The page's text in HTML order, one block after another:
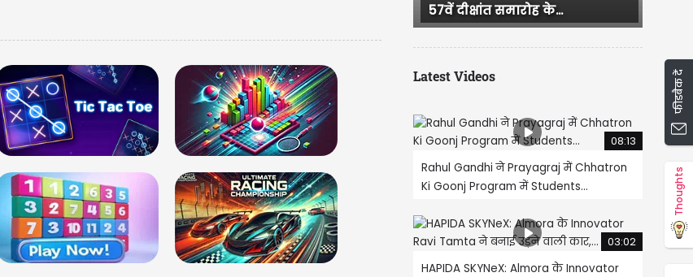
शिंदे ने प्रधानमंत्री...
Latest Videos
08:13
Rahul Gandhi ने Prayagraj में Chhatron
Ki Goonj Program में Students...
03:02
HAPIDA SKYNeX: Almora के Innovator
फीडबैक दें
Thoughts